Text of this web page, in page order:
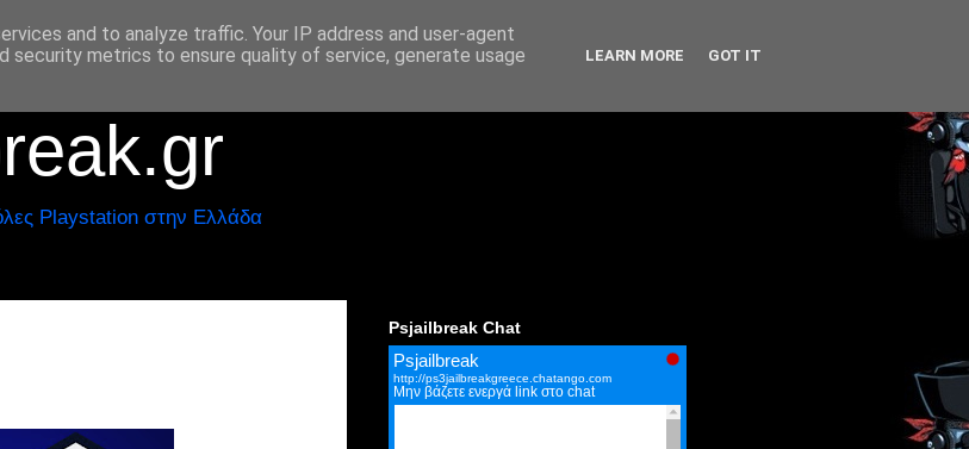
Playstation στην Ελλάδα
Psjailbreak Chat
and to analyze traffic. Your IP address and user-agent
security metrics to ensure quality of service, generate usage
LEARN MORE GOT IT